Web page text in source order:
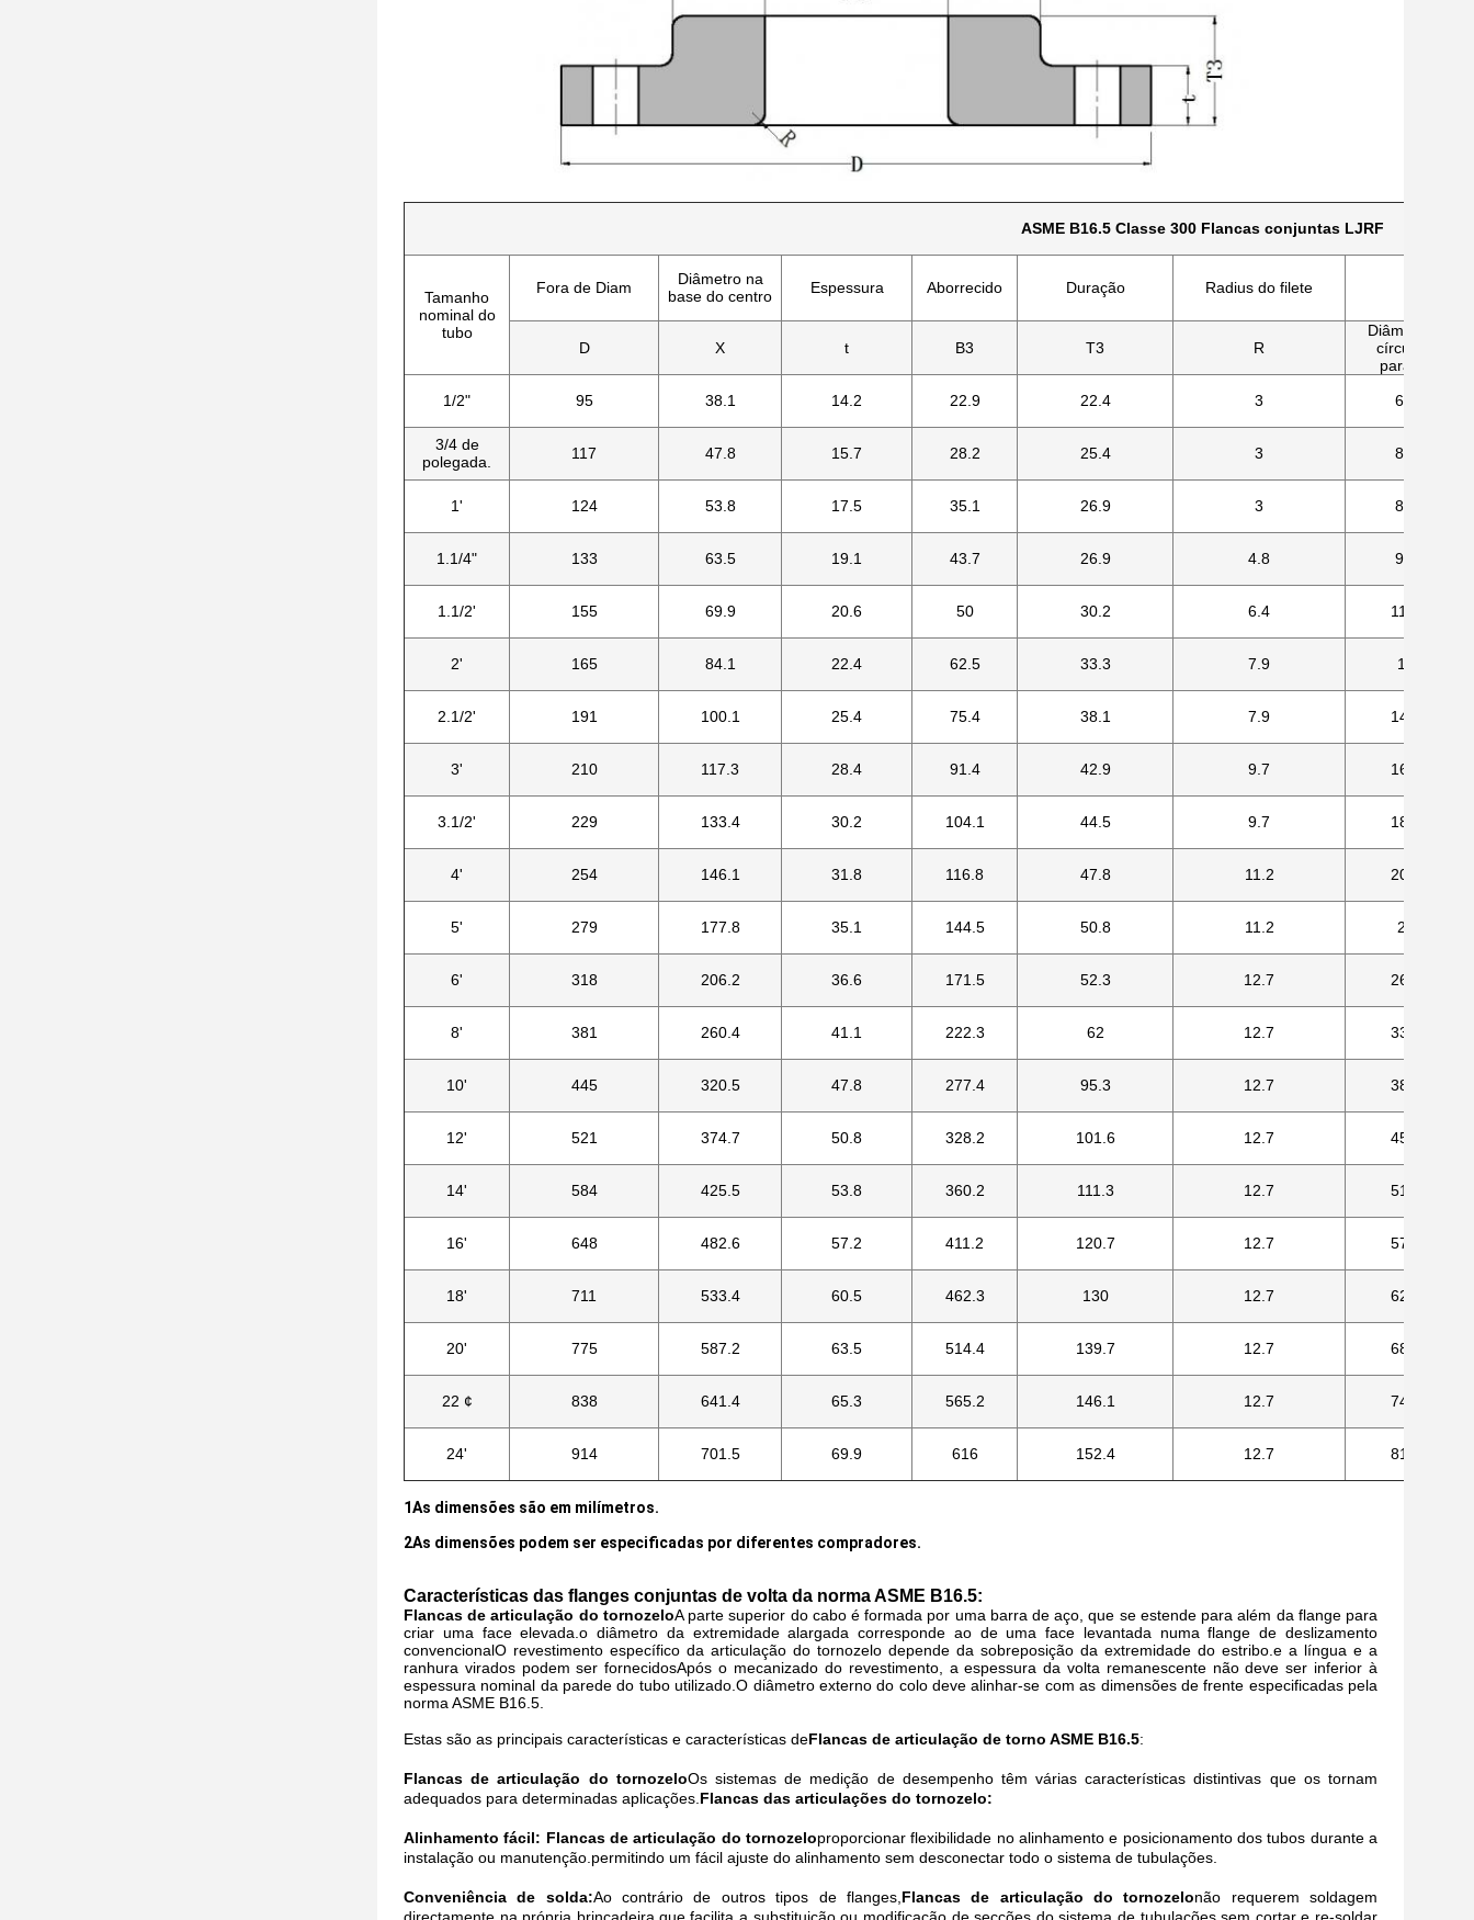
ASME B16.5 Classe 300 Flancas conjuntas LJRF
Tamanho
nominal do
tubo
Fora de Diam
Diâmetro na
base do centro
Espessura Aborrecido Duração Radius do filete
D X t B3 T3 R
Diâmetro do
círculo do
parafuso
1/2"
95 38.1 14.2 22.9 22.4 3 66.5
3/4 de
polegada.
117 47.8 15.7 28.2 25.4 3 82.6
1' 124 53.8 17.5 35.1 26.9 3 88.9
1.1/4" 133 63.5 19.1 43.7 26.9 4.8 98.6
1.1/2' 155 69.9 20.6 50 30.2 6.4 114.3
2' 165 84.1 22.4 62.5 33.3 7.9 127
2.1/2' 191 100.1 25.4 75.4 38.1 7.9 149.4
3' 210 117.3 28.4 91.4 42.9 9.7 168.1
3.1/2' 229 133.4 30.2 104.1 44.5 9.7 184.2
4' 254 146.1 31.8 116.8 47.8 11.2 200.2
5' 279 177.8 35.1 144.5 50.8 11.2 235
6' 318 206.2 36.6 171.5 52.3 12.7 269.7
8' 381 260.4 41.1 222.3 62 12.7 330.2
10' 445 320.5 47.8 277.4 95.3 12.7 387.4
12' 521 374.7 50.8 328.2 101.6 12.7 450.9
14' 584 425.5 53.8 360.2 111.3 12.7 514.4
16' 648 482.6 57.2 411.2 120.7 12.7 571.5
18' 711 533.4 60.5 462.3 130 12.7 628.7
20' 775 587.2 63.5 514.4 139.7 12.7 685.8
22 ¢ 838 641.4 65.3 565.2 146.1 12.7 743.0
24' 914 701.5 69.9 616 152.4 12.7 812.8
1As dimensões são em milímetros.
2As dimensões podem ser especificadas por diferentes compradores.
Características das flanges conjuntas de volta da norma ASME B16.5:
Flancas de articulação do tornozeloA parte superior do cabo é formada por uma barra de aço, que se estende para além da flange para
criar uma face elevada.o diâmetro da extremidade alargada corresponde ao de uma face levantada numa flange de deslizamento
convencionalO revestimento específico da articulação do tornozelo depende da sobreposição da extremidade do estribo.e a língua e a
ranhura virados podem ser fornecidosApós o mecanizado do revestimento, a espessura da volta remanescente não deve ser inferior à
espessura nominal da parede do tubo utilizado.O diâmetro externo do colo deve alinhar-se com as dimensões de frente especificadas pela
norma ASME B16.5.
Estas são as principais características e características deFlancas de articulação de torno ASME B16.5:
Flancas de articulação do tornozeloOs sistemas de medição de desempenho têm várias características distintivas que os tornam
adequados para determinadas aplicações. Flancas das articulações do tornozelo:
Alinhamento fácil: Flancas de articulação do tornozeloproporcionar flexibilidade no alinhamento e posicionamento dos tubos durante a
instalação ou manutenção.permitindo um fácil ajuste do alinhamento sem desconectar todo o sistema de tubulações.
Conveniência de solda:Ao contrário de outros tipos de flanges, Flancas de articulação do tornozelonão requerem soldagem